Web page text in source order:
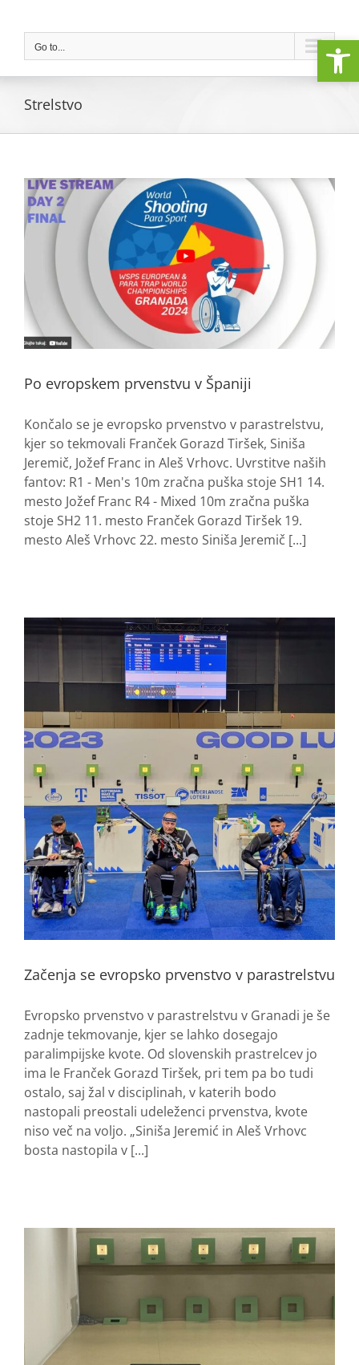
contentGo to...
Strelstvo
Po evropskem prvenstvu v Španiji
Končalo se je evropsko prvenstvo v parastrelstvu,
kjer so tekmovali Franček Gorazd Tiršek, Siniša
Jeremič, Jožef Franc in Aleš Vrhovc. Uvrstitve naših
fantov: R1 - Men's 10m zračna puška stoje SH1 14.
mesto Jožef Franc R4 - Mixed 10m zračna puška
stoje SH2 11. mesto Franček Gorazd Tiršek 19.
mesto Aleš Vrhovc 22. mesto Siniša Jeremič [...]
Začenja se evropsko prvenstvo v parastrelstvu
Evropsko prvenstvo v parastrelstvu v Granadi je še
zadnje tekmovanje, kjer se lahko dosegajo
paralimpijske kvote. Od slovenskih prastrelcev jo
ima le Franček Gorazd Tiršek, pri tem pa bo tudi
ostalo, saj žal v disciplinah, v katerih bodo
nastopali preostali udeleženci prvenstva, kvote
niso več na voljo. „Siniša Jeremić in Aleš Vrhovc
bosta nastopila v [...]